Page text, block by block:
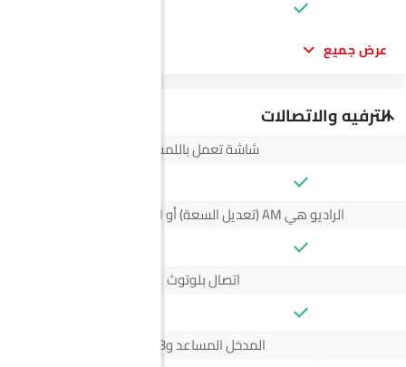
عرض جميع
الترفيه والاتصالات
شاشة تعمل باللمس
الراديو هي AM (تعديل السعة) أو FM (تضمين التردد)،
اتصال بلوتوث
المدخل المساعد وUSB